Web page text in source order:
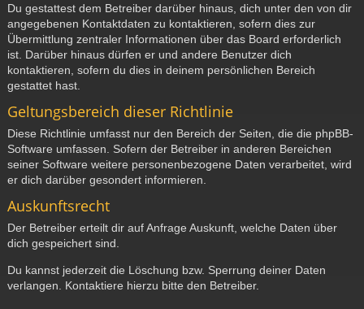
Du gestattest dem Betreiber darüber hinaus, dich unter den von dir
angegebenen Kontaktdaten zu kontaktieren, sofern dies zur
Übermittlung zentraler Informationen über das Board erforderlich
ist. Darüber hinaus dürfen er und andere Benutzer dich
kontaktieren, sofern du dies in deinem persönlichen Bereich
gestattet hast.
Geltungsbereich dieser Richtlinie
Diese Richtlinie umfasst nur den Bereich der Seiten, die die phpBB-
Software umfassen. Sofern der Betreiber in anderen Bereichen
seiner Software weitere personenbezogene Daten verarbeitet, wird
er dich darüber gesondert informieren.
Auskunftsrecht
Der Betreiber erteilt dir auf Anfrage Auskunft, welche Daten über
dich gespeichert sind.
Du kannst jederzeit die Löschung bzw. Sperrung deiner Daten
verlangen. Kontaktiere hierzu bitte den Betreiber.